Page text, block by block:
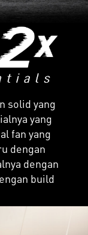
solid yang
yang
fan yang
dengan
dengan
build